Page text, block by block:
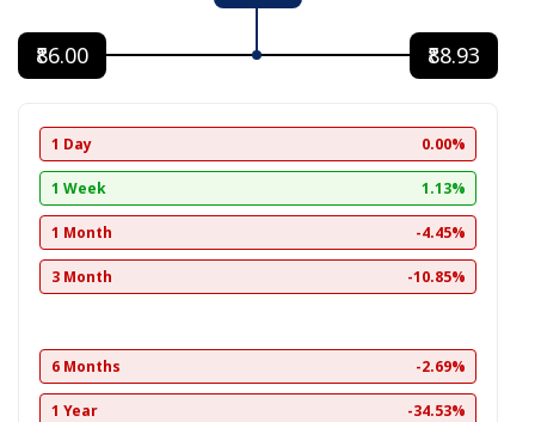
₹86.00 ₹88.93
1 Day 0.00%
1 Week 1.13%
1 Month -4.45%
3 Month -10.85%
6 Months -2.69%
1 Year -34.53%